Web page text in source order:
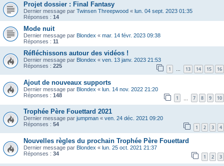
Projet dossier : Final Fantasy
Dernier message par Twinsen Threepwood « lun. 04 sept. 2023 01:35
Réponses : 14
Mode nuit
Dernier message par Blondex « mar. 14 févr. 2023 09:38
Réponses : 11
Réfléchissons autour des vidéos !
Dernier message par Blondex « ven. 13 janv. 2023 21:53
Réponses : 225 1 … 13 14 15 16
Ajout de nouveaux supports
Dernier message par Blondex « lun. 14 nov. 2022 21:20
Réponses : 148 1 7 8 9 10
Trophée Père Fouettard 2021
Dernier message par jumpman « ven. 24 déc. 2021 09:20
Réponses : 54 1 2 3 4
Nouvelles règles du prochain Trophée Père Fouettard
Dernier message par Blondex « lun. 25 oct. 2021 21:37
Réponses : 34 1 2 3